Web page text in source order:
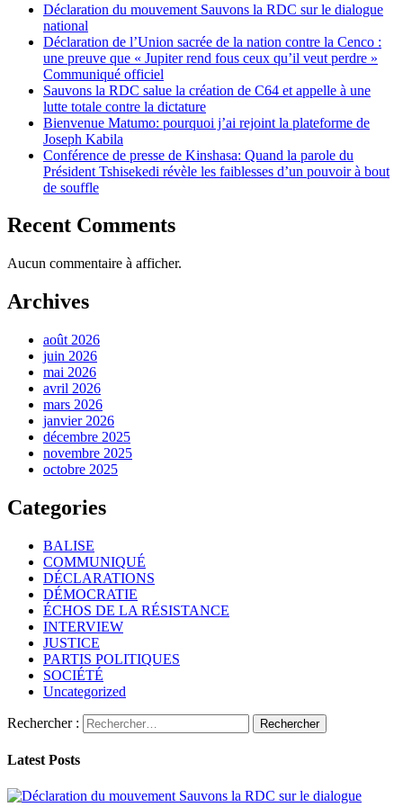
Déclaration du mouvement Sauvons la RDC sur le dialogue
national
Déclaration de l’Union sacrée de la nation contre la Cenco :
une preuve que « Jupiter rend fous ceux qu’il veut perdre »
Communiqué officiel
Sauvons la RDC salue la création de C64 et appelle à une
lutte totale contre la dictature
Bienvenue Matumo: pourquoi j’ai rejoint la plateforme de
Joseph Kabila
Conférence de presse de Kinshasa: Quand la parole du
Président Tshisekedi révèle les faiblesses d’un pouvoir à bout
de souffle
Recent Comments
Aucun commentaire à afficher.
Archives
août 2026
juin 2026
mai 2026
avril 2026
mars 2026
janvier 2026
décembre 2025
novembre 2025
octobre 2025
Categories
BALISE
COMMUNIQUÉ
DÉCLARATIONS
DÉMOCRATIE
ÉCHOS DE LA RÉSISTANCE
INTERVIEW
JUSTICE
PARTIS POLITIQUES
SOCIÉTÉ
Uncategorized
Rechercher :
Latest Posts